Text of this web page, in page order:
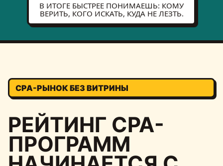
В ИТОГЕ БЫСТРЕЕ ПОНИМАЕШЬ: КОМУ
ВЕРИТЬ, КОГО ИСКАТЬ, КУДА НЕ ЛЕЗТЬ.
CPA-РЫНОК БЕЗ ВИТРИНЫ
РЕЙТИНГ CPA-
ПРОГРАММ